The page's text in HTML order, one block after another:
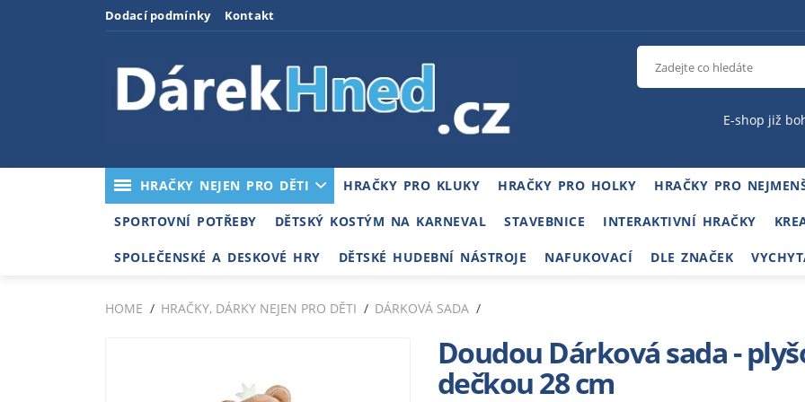
Dodací podmínky Kontakt
E-shop již
HRAČKY NEJEN PRO DĚTI HRAČKY PRO KLUKY HRAČKY PRO HOLKY HRAČKY PRO
SPORTOVNÍ POTŘEBY DĚTSKÝ KOSTÝM NA KARNEVAL STAVEBNICE INTERAKTIVNÍ HRAČKY
SPOLEČENSKÉ A DESKOVÉ HRY DĚTSKÉ HUDEBNÍ NÁSTROJE NAFUKOVACÍ DLE ZNAČEK
HOME HRAČKY, DÁRKY NEJEN PRO DĚTI DÁRKOVÁ SADA
Doudou Dárková sada -
dečkou 28 cm